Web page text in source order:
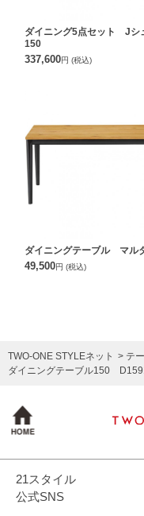
ダイニング5点セット Jシ
150
337,600円 (税込)
ダイニングテーブル マル
49,500円 (税込)
TWO-ONE STYLEネット
テ
ダイニングテーブル150
21スタイル
公式SNS